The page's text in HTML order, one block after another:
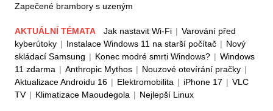
Zapečené brambory s uzeným
AKTUÁLNÍ TÉMATA Jak nastavit Wi-Fi | Varování před
kyberútoky | Instalace Windows 11 na starší počítač | Nový
skládací Samsung | Konec modré smrti Windows? | Windows
11 zdarma | Anthropic Mythos | Nouzové otevírání pračky |
Aktualizace Androidu 16 | Elektromobilita | iPhone 17 | VLC
TV | Klimatizace Maoudegola | Nejlepší Linux